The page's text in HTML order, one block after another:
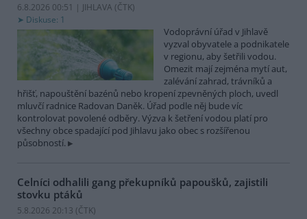
6.8.2026 00:51 | JIHLAVA (ČTK)
Diskuse: 1
Vodoprávní úřad v Jihlavě
vyzval obyvatele a podnikatele
v regionu, aby šetřili vodou.
Omezit mají zejména mytí aut,
zalévání zahrad, trávníků a
hřišť, napouštění bazénů nebo kropení zpevněných ploch, uvedl
mluvčí radnice Radovan Daněk. Úřad podle něj bude víc
kontrolovat povolené odběry. Výzva k šetření vodou platí pro
všechny obce spadající pod Jihlavu jako obec s rozšířenou
působností.
Celníci odhalili gang překupníků papoušků, zajistili
stovku ptáků
5.8.2026 20:13 (ČTK)